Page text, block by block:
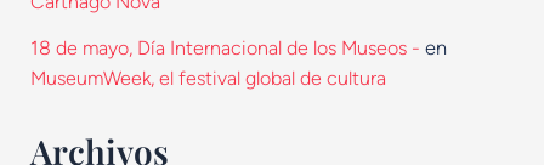
18 de mayo, Día Internacional de los Museos - en
MuseumWeek, el festival global de cultura
Archivos